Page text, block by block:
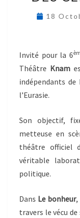
18
Invité pour la 6
Théâtre Knam
indépendants de
l’Eurasie.
Son objectif,
metteuse en
théâtre officiel
véritable
politique.
Dans Le bonheur,
travers le vécu de